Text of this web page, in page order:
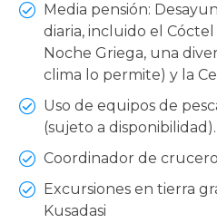
Media pensión:
diaria, incluido el
Noche Griega, una
clima lo permite) y la
Uso de equipos de
(sujeto a disponibilidad).
Coordinador de
Excursiones en tierra
Kusadasi